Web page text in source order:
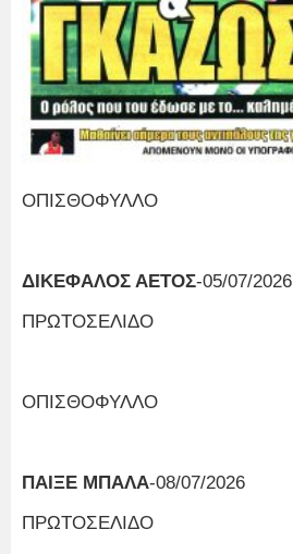
ΟΠΙΣΘΟΦΥΛΛΟ
ΔΙΚΕΦΑΛΟΣ ΑΕΤΟΣ-05/07/2026
ΠΡΩΤΟΣΕΛΙΔΟ
ΟΠΙΣΘΟΦΥΛΛΟ
ΠΑΙΞΕ ΜΠΑΛΑ-08/07/2026
ΠΡΩΤΟΣΕΛΙΔΟ